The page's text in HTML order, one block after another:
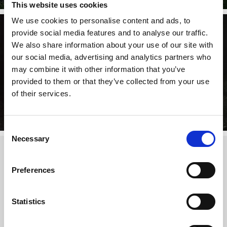
This website uses cookies
We use cookies to personalise content and ads, to
provide social media features and to analyse our traffic.
We also share information about your use of our site with
our social media, advertising and analytics partners who
may combine it with other information that you’ve
provided to them or that they’ve collected from your use
of their services.
Selection
Necessary
Preferences
Statistics
Det finns många sägner om platåberget och en av dem är
och sover i ett hemligt bergrum för att kunna rycka ut om
Falköping är i fara. Det som däremot är sant är att en 1 500